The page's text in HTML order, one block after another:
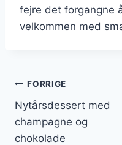
fejre det forgangne
velkommen med
FORRIGE
Nytårsdessert med
champagne og
chokolade